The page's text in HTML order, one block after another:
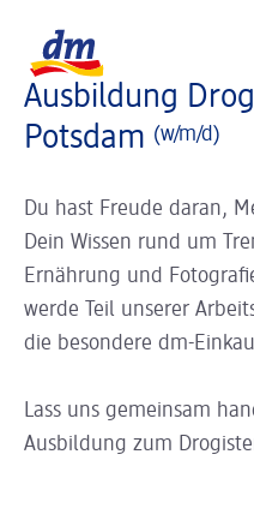
Ausbildung
Potsdam (w/m/d)
Du hast Freude daran,
Dein Wissen rund um
Ernährung und
werde Teil unserer
die besondere dm-
Lass uns gemeinsam
Ausbildung zum